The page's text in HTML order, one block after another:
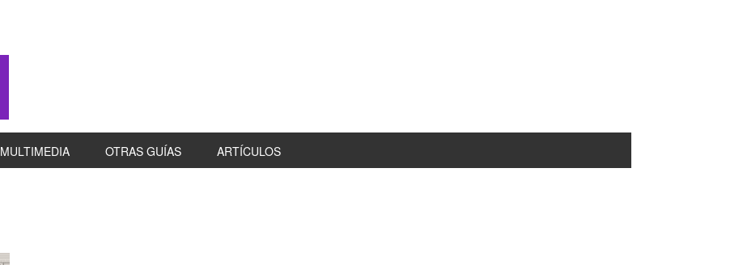
MULTIMEDIA OTRAS GUÍAS ARTÍCULOS